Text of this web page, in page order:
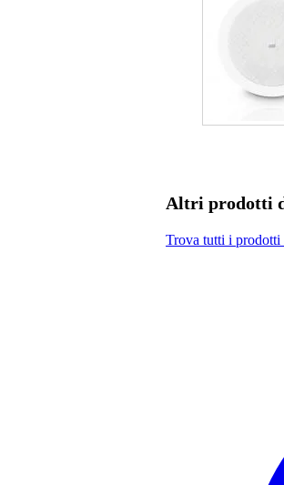
Altri prodotti
Trova tutti i prodotti